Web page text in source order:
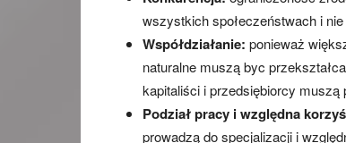
wszystkich społeczeństwach i
Współdziałanie: ponieważ
naturalne muszą byc
kapitaliści i przedsiębiorcy muszą
Podział pracy i względna
prowadzą do specjalizacji i